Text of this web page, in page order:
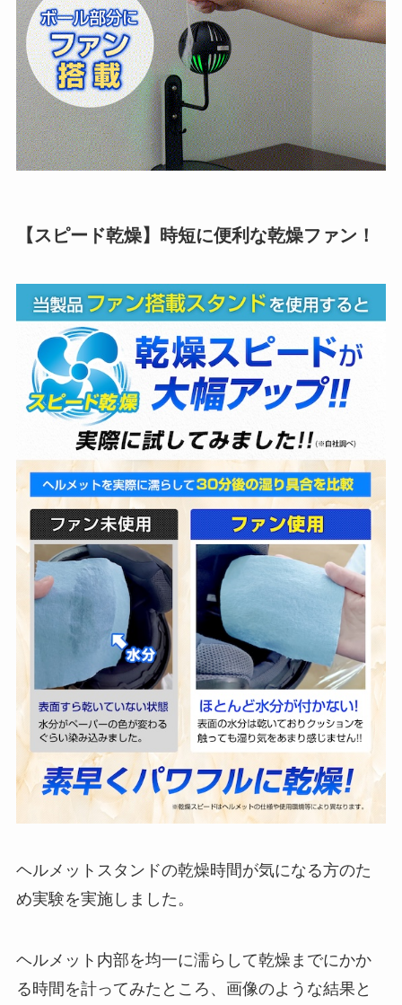
【スピード乾燥】時短に便利な乾燥ファン！
ヘルメットスタンドの乾燥時間が気になる方のた
め実験を実施しました。
ヘルメット内部を均一に濡らして乾燥までにかか
る時間を計ってみたところ、画像のような結果と